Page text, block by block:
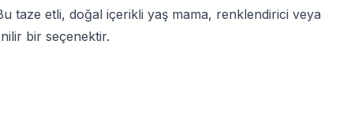
taze etli, doğal içerikli yaş mama, renklendirici veya
bir seçenektir.